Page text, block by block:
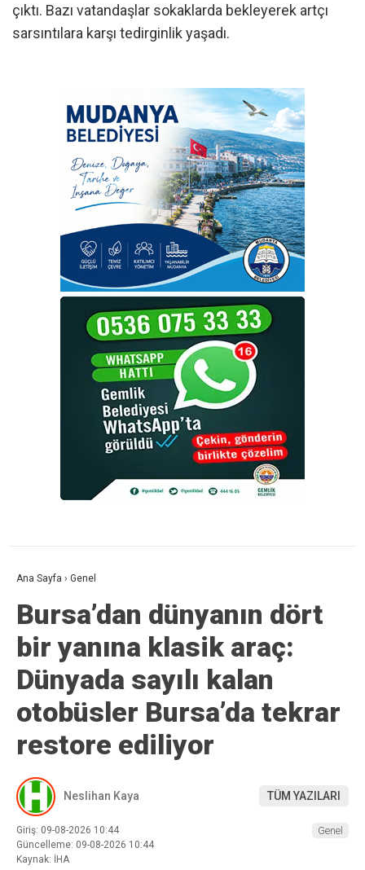
çıktı. Bazı vatandaşlar sokaklarda bekleyerek artçı
sarsıntılara karşı tedirginlik yaşadı.
Ana Sayfa › Genel
Bursa’dan dünyanın dört
bir yanına klasik araç:
Dünyada sayılı kalan
otobüsler Bursa’da tekrar
restore ediliyor
Neslihan Kaya TÜM YAZILARI
Giriş: 09-08-2026 10:44
Güncelleme: 09-08-2026 10:44
Kaynak: İHA
Genel